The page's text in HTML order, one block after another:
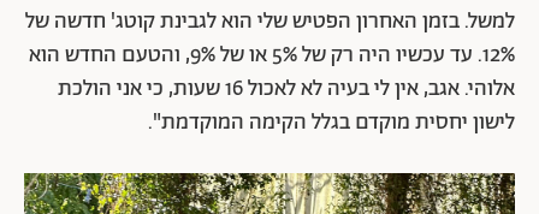
למשל. בזמן האחרון הפטיש שלי הוא לגבינת קוטג' חדשה של
12%. עד עכשיו היה רק של 5% או של 9%, והטעם החדש הוא
אלוהי. אגב, אין לי בעיה לא לאכול 16 שעות, כי אני הולכת
לישון יחסית מוקדם בגלל הקימה המוקדמת".